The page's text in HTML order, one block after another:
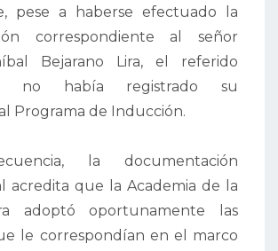
pese a haberse efectuado la
correspondiente al señor
Bejarano Lira, el referido
no había registrado su
Programa de Inducción.
la documentación
acredita que la Academia de la
adoptó oportunamente las
le correspondían en el marco